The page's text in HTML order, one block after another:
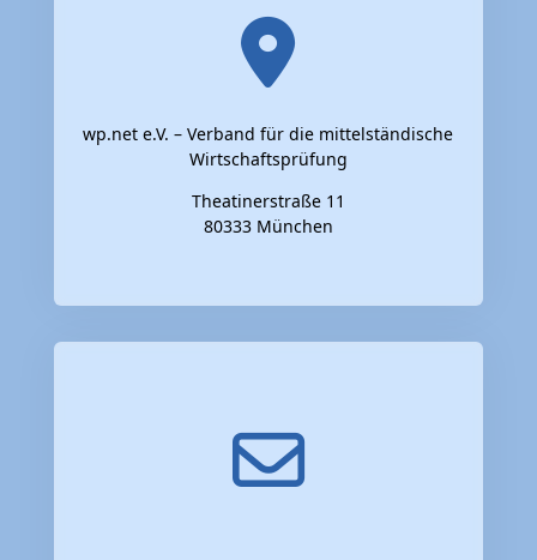
wp.net e.V. – Verband für die mittelständische
Wirtschaftsprüfung
Theatinerstraße 11
80333 München